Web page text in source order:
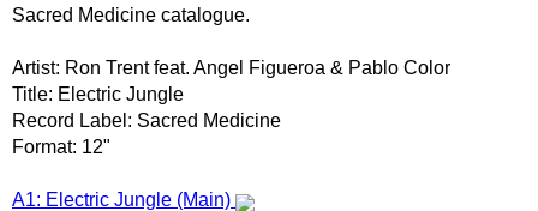
Sacred Medicine catalogue.
Artist: Ron Trent feat. Angel Figueroa & Pablo Color
Title: Electric Jungle
Record Label: Sacred Medicine
Format: 12"
A1: Electric Jungle (Main)